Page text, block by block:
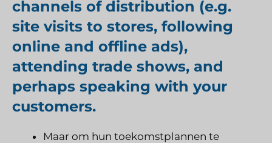
channels of distribution (e.g.
site visits to stores, following
online and offline ads),
attending trade shows, and
perhaps speaking with your
customers.
Maar om hun toekomstplannen te